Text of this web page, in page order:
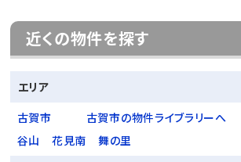
近くの物件を探す
エリア
古賀市
古賀市の物件ライブラリーへ
谷山
花見南
舞の里